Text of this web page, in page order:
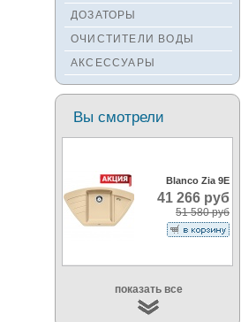
Смесители SEAMAN
Смесители
Zigmund&Shtain
Смесители OULIN
Смесители под бронзу
ДОЗАТОРЫ
ОЧИСТИТЕЛИ ВОДЫ
АКСЕССУАРЫ
Вы смотрели
Blanco Zia 9E
41 266 руб
51 580 руб
показать все